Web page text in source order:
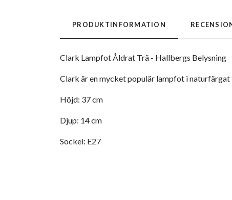
PRODUKTINFORMATION
Clark Lampfot Åldrat Trä - Hallbergs Belysning
Clark är en mycket populär lampfot i
Höjd: 37 cm
Djup: 14 cm
Sockel: E27